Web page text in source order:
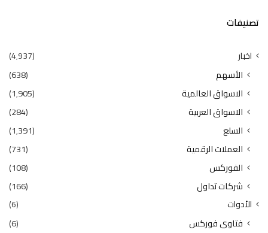
تصنيفات
اخبار (4٬937)
الأسهم
(638)
الاسواق العالمية
(1٬905)
الاسواق العربية
(284)
السلع
(1٬391)
العملات الرقمية
(731)
الفوركس
(108)
شركات تداول
(166)
الأدوات (6)
فتاوى فوركس (6)